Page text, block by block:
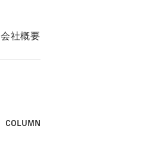
会社概要
COLUMN